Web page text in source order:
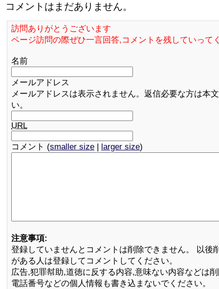
コメントはまだありません。
訪問ありがとうございます
ページ訪問の際ぜひ一言回答,コメントを残していって
名前
メールアドレス
メールアドレスは表示されません。返信必要な方は本
い。
URL
コメント (smaller size | larger size)
注意事項:
登録していませんとコメントは削除できません。 以後
がある人は登録してコメントしてください。
広告,犯罪幇助,道徳に反する内容,意味ない内容などは
電話番号などの個人情報も書き込まないでください。